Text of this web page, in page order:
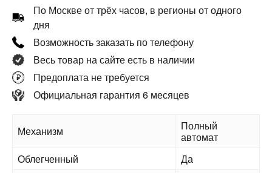
По Москве от трёх часов, в регионы от одного
дня
Возможность заказать по телефону
Весь товар на сайте есть в наличии
Предоплата не требуется
Официальная гарантия 6 месяцев
Механизм
Полный
автомат
Облегченный
Да